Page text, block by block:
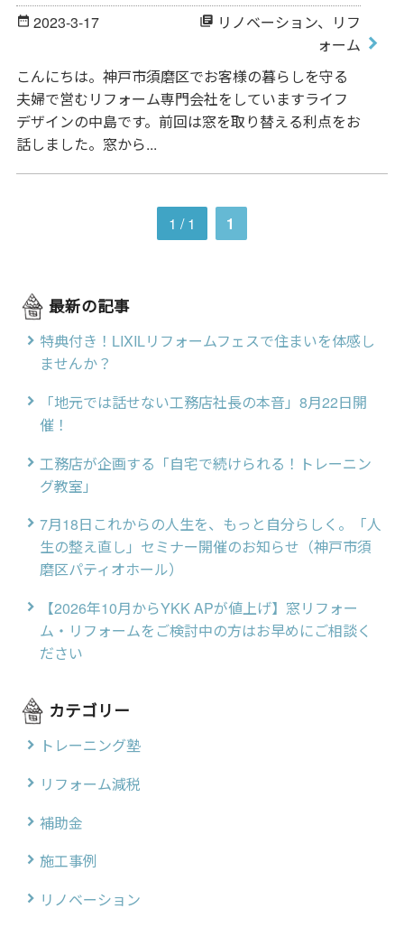
date_range 2023-3-17 library_books リノベーション、
リフ
ォーム
こんにちは。神戸市須磨区でお客様の暮らしを守る
夫婦で営むリフォーム専門会社をしていますライフ
デザインの中島です。前回は窓を取り替える利点をお
話しました。窓から...
1 / 1 1
最新の記事
特典付き！LIXILリフォームフェスで住まいを体感し
ませんか？
「地元では話せない工務店社長の本音」8月22日開
催！
工務店が企画する「自宅で続けられる！トレーニン
グ教室」
7月18日これからの人生を、もっと自分らしく。「人
生の整え直し」セミナー開催のお知らせ（神戸市須
磨区パティオホール）
【2026年10月からYKK APが値上げ】窓リフォー
ム・リフォームをご検討中の方はお早めにご相談く
ださい
カテゴリー
トレーニング塾
リフォーム減税
補助金
施工事例
リノベーション